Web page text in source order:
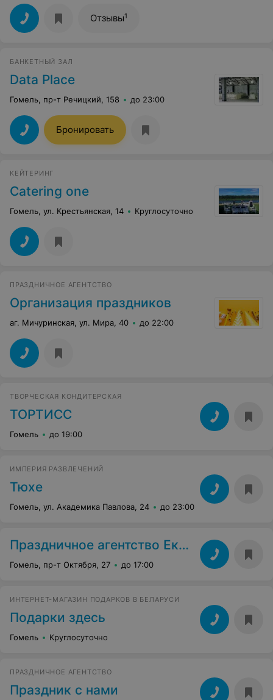
Отзывы1
БАНКЕТНЫЙ ЗАЛ
Data Place
Гомель, пр-т Речицкий, 158 до 23:00
Бронировать
КЕЙТЕРИНГ
Catering one
Гомель, ул. Крестьянская, 14 Круглосуточно
ПРАЗДНИЧНОЕ АГЕНТСТВО
Организация праздников
аг. Мичуринская, ул. Мира, 40 до 22:00
ТВОРЧЕСКАЯ КОНДИТЕРСКАЯ
ТОРТИСС
Гомель до 19:00
ИМПЕРИЯ РАЗВЛЕЧЕНИЙ
Тюхе
Гомель, ул. Академика Павлова, 24 до 23:00
Праздничное агентство Екатерины Филатовой
Гомель, пр-т Октября, 27 до 17:00
ИНТЕРНЕТ-МАГАЗИН ПОДАРКОВ В БЕЛАРУСИ
Подарки здесь
Гомель Круглосуточно
ПРАЗДНИЧНОЕ АГЕНТСТВО
Праздник с нами